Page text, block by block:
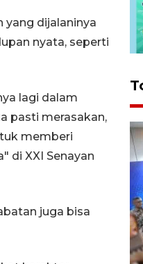
yang dijalaninya
nyata, seperti
lagi dalam
pasti merasakan,
memberi
di XXI Senayan
juga bisa